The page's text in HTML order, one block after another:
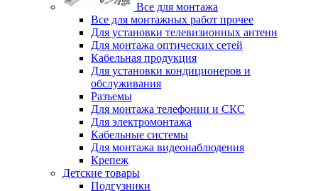
Все для монтажа
Все для монтажных работ прочее
Для установки телевизионных антенн
Для монтажа оптических сетей
Кабельная продукция
Для установки кондиционеров и
обслуживания
Разъемы
Для монтажа телефонии и СКС
Для электромонтажа
Кабельные системы
Для монтажа видеонаблюдения
Крепеж
Детские товары
Подгузники